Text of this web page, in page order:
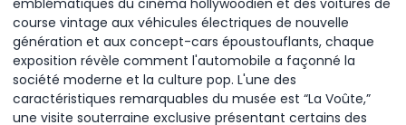
emblématiques du cinéma hollywoodien et des voitures de
course vintage aux véhicules électriques de nouvelle
génération et aux concept-cars époustouflants, chaque
exposition révèle comment l'automobile a façonné la
société moderne et la culture pop. L'une des
caractéristiques remarquables du musée est “La Voûte,”
une visite souterraine exclusive présentant certains des